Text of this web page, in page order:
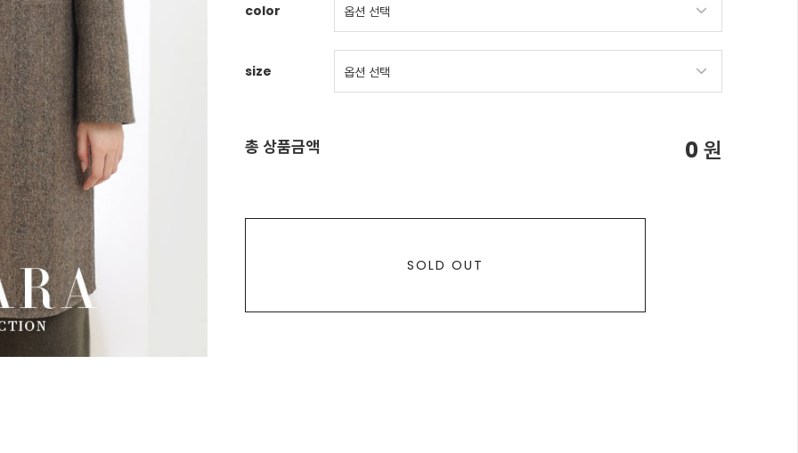
color
size
총 상품금액 0원
SOLD OUT